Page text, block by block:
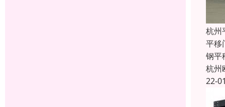
杭州
平移
钢平
杭州
22-